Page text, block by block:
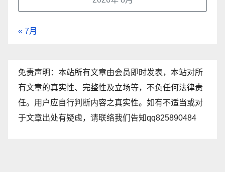
« 7月
免责声明：本站所有文章由会员即时发表，本站对所
有文章的真实性、完整性及立场等，不负任何法律责
任。用户应自行判断内容之真实性。如有不适当或对
于文章出处有疑虑，请联络我们告知qq825890484